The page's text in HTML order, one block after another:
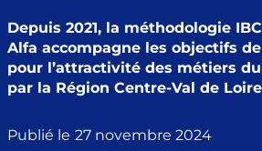
Depuis 2021, la méthodologie
Alfa accompagne les objectifs
pour l’attractivité des métiers
par la Région Centre-Val de
Publié le 27 novembre 2024